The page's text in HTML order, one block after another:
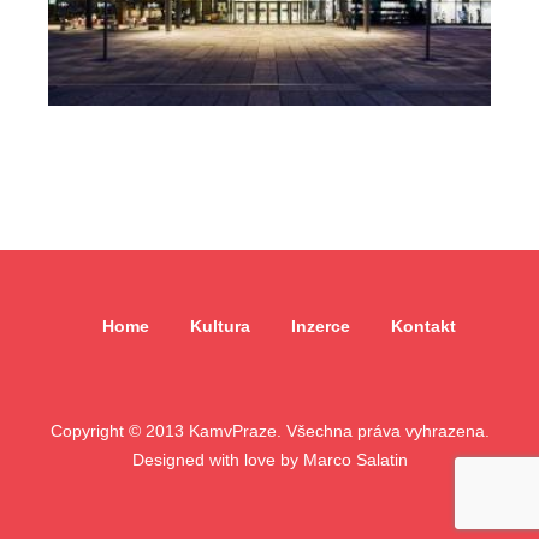
Home Kultura Inzerce Kontakt
Copyright © 2013 KamvPraze. Všechna práva vyhrazena.
Designed with love by Marco Salatin